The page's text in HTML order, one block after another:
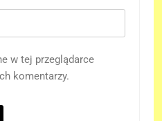
w tej przeglądarce
komentarzy.